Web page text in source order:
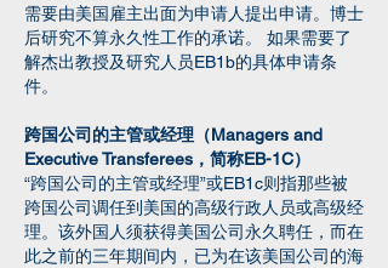
需要由美国雇主出面为申请人提出申请。博士
后研究不算永久性工作的承诺。 如果需要了
解杰出教授及研究人员EB1b的具体申请条
件。
跨国公司的主管或经理（Managers and
Executive Transferees，简称EB-1C）
“跨国公司的主管或经理”或EB1c则指那些被
跨国公司调任到美国的高级行政人员或高级经
理。该外国人须获得美国公司永久聘任，而在
此之前的三年期间内，已为在该美国公司的海